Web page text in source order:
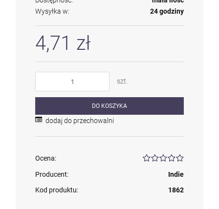
Wysyłka w:
24 godziny
4,71 zł
szt.
DO KOSZYKA
dodaj do przechowalni
Ocena:
Producent:
Indie
Kod produktu:
1862